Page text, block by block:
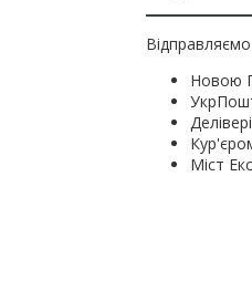
Новою
Делівері
Міст